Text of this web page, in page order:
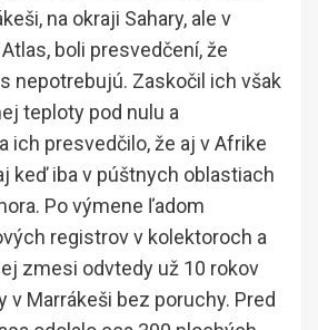
na okraji Sahary, ale v
boli presvedčení, že
nepotrebujú. Zaskočil ich však
teploty pod nulu a
ich presvedčilo, že aj v Afrike
keď iba v púštnych oblastiach
Po výmene ľadom
registrov v kolektoroch a
zmesi odvtedy už 10 rokov
Marrákeši bez poruchy. Pred